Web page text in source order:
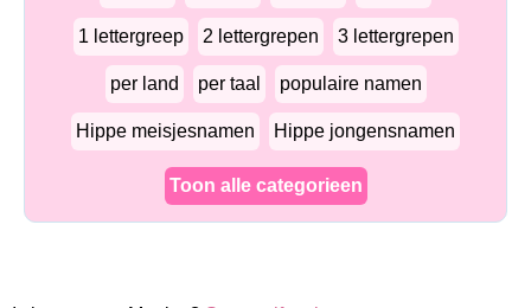
1 lettergreep 2 lettergrepen 3 lettergrepen
per land per taal populaire namen
Hippe meisjesnamen Hippe jongensnamen
Toon alle categorieen